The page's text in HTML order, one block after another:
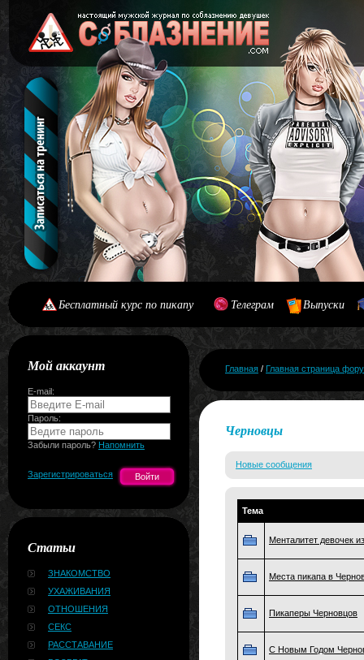
Бесплатный курс по пикапу Телеграм Выпуски
Мой аккаунт
E-mail:
Пароль:
Забыли пароль? Напомнить
Зарегистрироваться
Статьи
ЗНАКОМСТВО
УХАЖИВАНИЯ
ОТНОШЕНИЯ
СЕКС
РАССТАВАНИЕ
Главная / Главная страница
Черновцы
Новые сообщения
Тема
Менталитет девочек
Места пикапа в
Пикаперы Черновцов
С Новым Годом